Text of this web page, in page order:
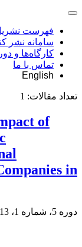
فهرست
سامانه نشر
کارگاه‌ها و
تماس با ما
English
تعداد مقالات: 1
of
in
دوره 5، شماره 1، 2013، صفحه